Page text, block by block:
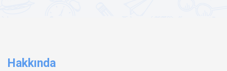
Hakkında